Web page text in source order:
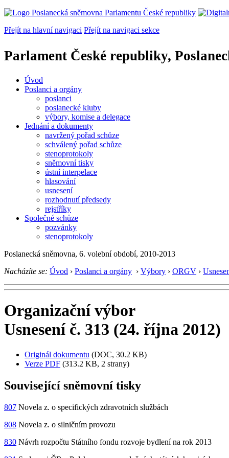
Přejít na hlavní navigaci Přejít na navigaci sekce
Parlament České republiky,
Úvod
Poslanci a orgány
poslanci
poslanecké kluby
výbory, komise a delegace
Jednání a dokumenty
navržený pořad schůze
schválený pořad schůze
stenoprotokoly
sněmovní tisky
ústní interpelace
hlasování
usnesení
rozhodnutí předsedy
rejstříky
Společné schůze
pozvánky
stenoprotokoly
Poslanecká sněmovna, 6. volební období, 2010-2013
Nacházíte se: Úvod › Poslanci a orgány › Výbory › ORGV ›
Organizační výbor
Usnesení č. 313 (24. října 2012)
Originál dokumentu (DOC, 30.2 KB)
Verze PDF (313.2 KB, 2 strany)
Související sněmovní tisky
807 Novela z. o specifických zdravotních službách
808 Novela z. o silničním provozu
830 Návrh rozpočtu Státního fondu rozvoje bydlení na rok 2013